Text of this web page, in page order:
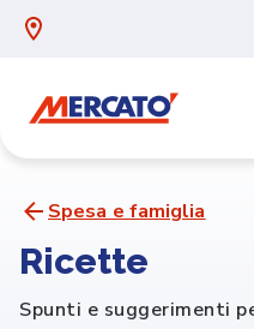
Spesa e famiglia
Ricette
Spunti e suggerimenti